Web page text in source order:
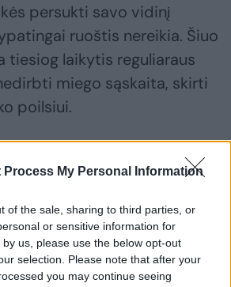
Process My Personal Information
of the sale, sharing to third parties, or
or sensitive information for
us, please use the below opt-out
selection. Please note that after your
you may continue seeing
persukti savo vidinį
ruoštis nereikia. Šiuo
tiesiog laikytis reguliaraus
miego sąskaita, skirti
poilsiui.
rudenį, jau dabar
bent po keliolika minučių
miego pradžios ir
priartinant jį link to,
Tada rugsėjį bus vienu